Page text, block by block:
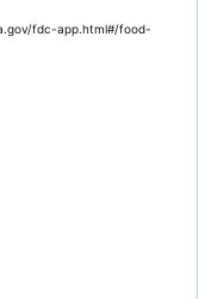
fdc-app.html#/food-